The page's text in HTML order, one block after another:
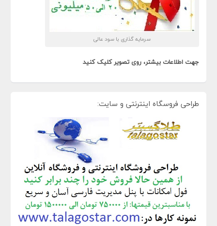
سرمایه گذاری با سود عالی
جهت اطلاعات بیشتر، روی تصویر کلیک کنید
طراحی فروسگاه اینترنتی و سایت: